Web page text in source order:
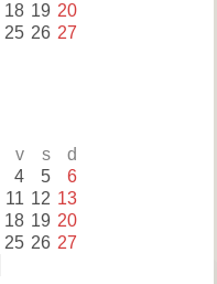
18 19 20
25 26 27
v s d
4 5 6
11 12 13
18 19 20
25 26 27